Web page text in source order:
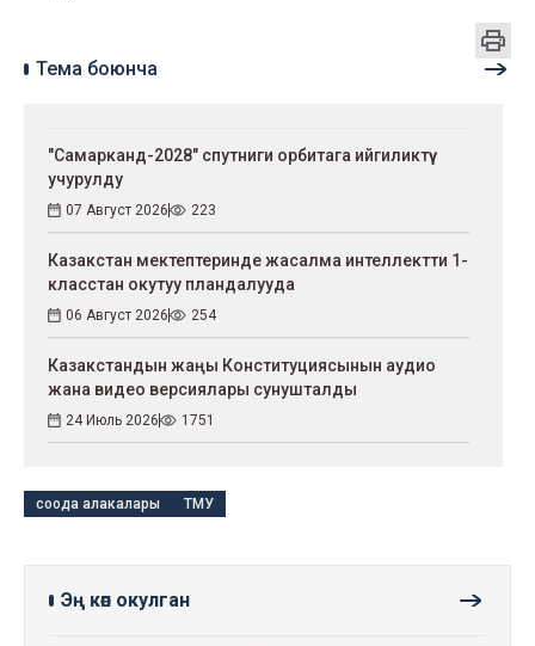
Тема боюнча
"Самарканд-2028" спутниги орбитага ийгиликтүү
учурулду
07 Август 2026 223
Казакстан мектептеринде жасалма интеллектти 1-
класстан окутуу пландалууда
06 Август 2026 254
Казакстандын жаңы Конституциясынын аудио
жана видео версиялары сунушталды
24 Июль 2026 1751
соода алакалары ТМУ
Эң көп окулган